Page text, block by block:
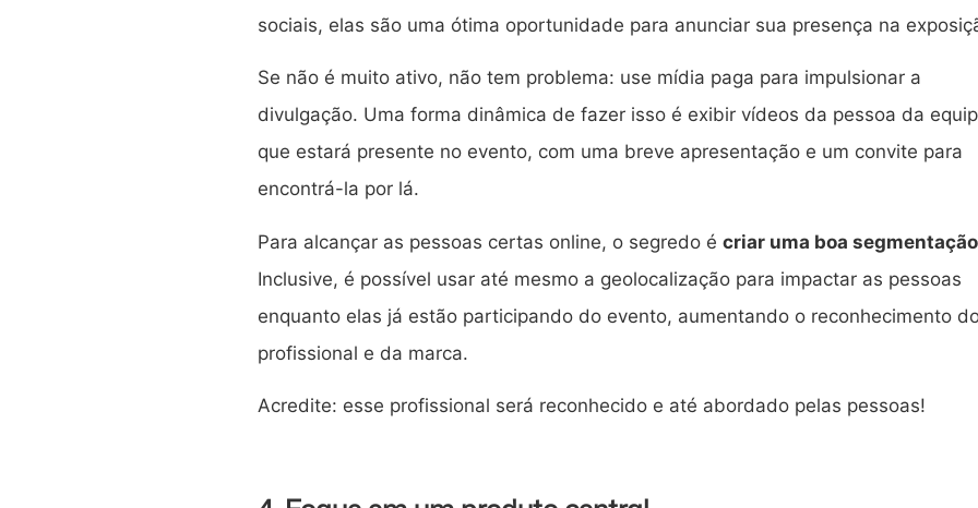
sociais, elas são uma ótima oportunidade para anunciar sua presença na
Se não é muito ativo, não tem problema: use mídia paga para impulsionar a
divulgação. Uma forma dinâmica de fazer isso é exibir vídeos da pessoa da
que estará presente no evento, com uma breve apresentação e um convite para
encontrá-la por lá.
Para alcançar as pessoas certas online, o segredo é criar uma boa segmentação
Inclusive, é possível usar até mesmo a geolocalização para impactar as pessoas
enquanto elas já estão participando do evento, aumentando o reconhecimento
profissional e da marca.
Acredite: esse profissional será reconhecido e até abordado pelas pessoas!